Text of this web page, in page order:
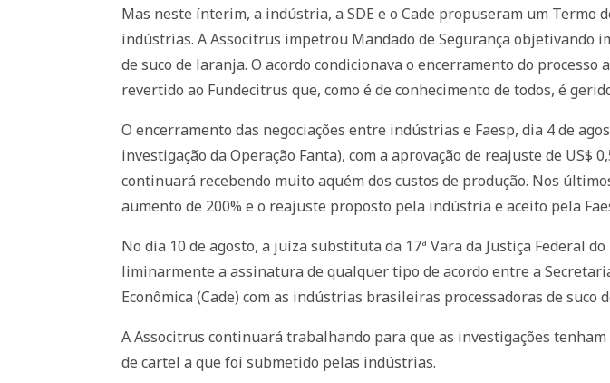
Mas neste ínterim, a indústria, a SDE e o Cade propuseram um Termo
indústrias. A Associtrus impetrou Mandado de Segurança objetivando
de suco de laranja. O acordo condicionava o encerramento do
revertido ao Fundecitrus que, como é de conhecimento de todos, é
O encerramento das negociações entre indústrias e Faesp, dia 4 de
investigação da Operação Fanta), com a aprovação de reajuste de
continuará recebendo muito aquém dos custos de produção. Nos
aumento de 200% e o reajuste proposto pela indústria e aceito pela
No dia 10 de agosto, a juíza substituta da 17ª Vara da Justiça Federal
liminarmente a assinatura de qualquer tipo de acordo entre a
Econômica (Cade) com as indústrias brasileiras processadoras de suco
A Associtrus continuará trabalhando para que as investigações
de cartel a que foi submetido pelas indústrias.